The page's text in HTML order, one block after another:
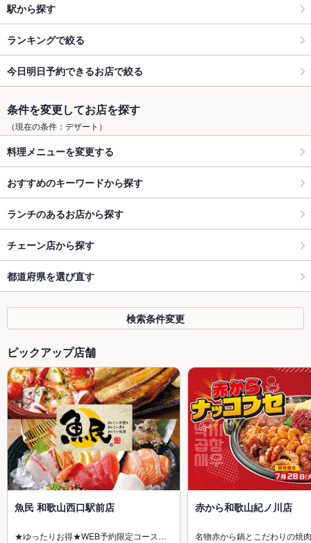
駅から探す
ランキングで絞る
今日明日予約できるお店で絞る
条件を変更してお店を探す
（現在の条件：デザート）
料理メニューを変更する
おすすめのキーワードから探す
ランチのあるお店から探す
チェーン店から探す
都道府県を選び直す
検索条件変更
ピックアップ店舗
魚民 和歌山西口駅前店
★ゆったりお得★WEB予約限定コース…
赤から和歌山紀ノ川店
名物赤から鍋とこだわりの焼